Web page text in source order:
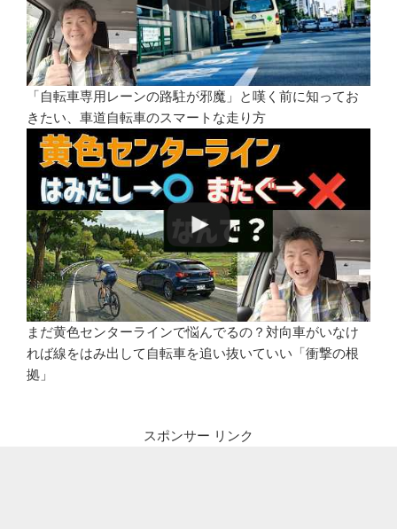
「自転車専用レーンの路駐が邪魔」と嘆く前に知ってお
きたい、車道自転車のスマートな走り方
まだ黄色センターラインで悩んでるの？対向車がいなけ
れば線をはみ出して自転車を追い抜いていい「衝撃の根
拠」
スポンサー リンク